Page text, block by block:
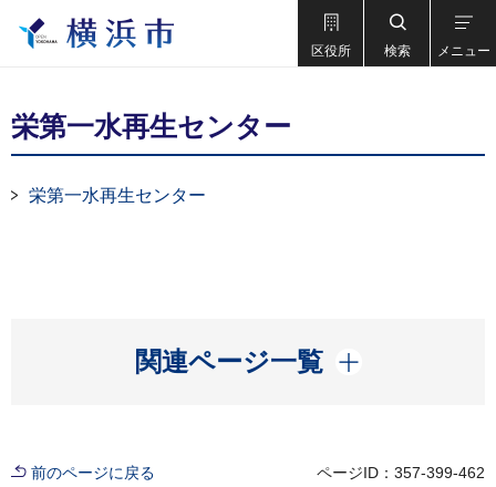
区役所 検索 メニュー
栄第一水再生センター
栄第一水再生センター
関連ページ一覧
開く
前のページに戻る ページID：357-399-462